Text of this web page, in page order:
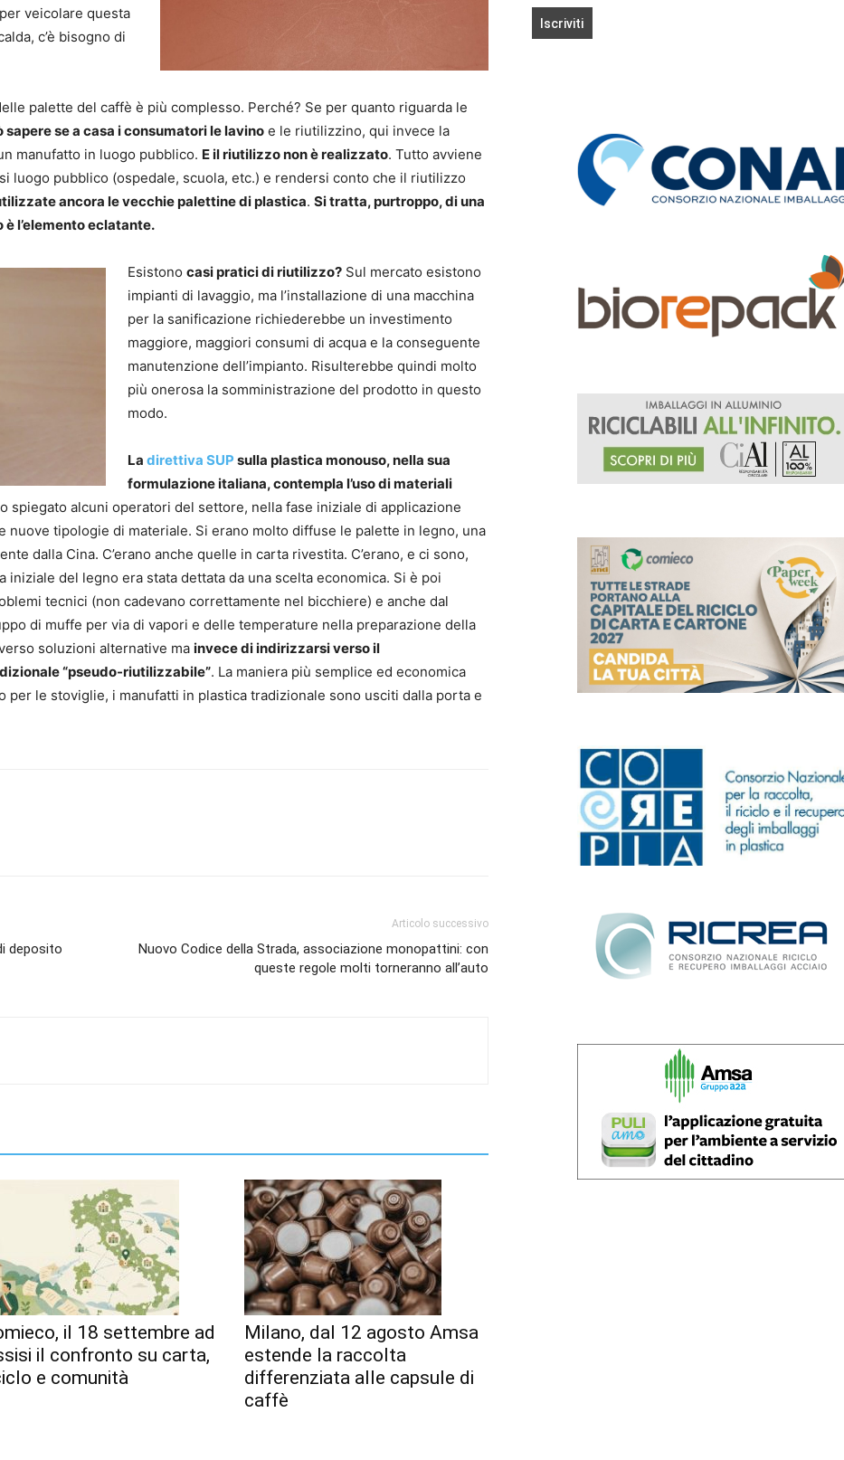
veicolare questa
c’è bisogno di
palette del caffè è più complesso. Perché? Se per quanto riguarda le
sapere se a casa i consumatori le lavino e le riutilizzino, qui invece la
manufatto in luogo pubblico. E il riutilizzo non è realizzato. Tutto avviene
luogo pubblico (ospedale, scuola, etc.) e rendersi conto che il riutilizzo
ancora le vecchie palettine di plastica. Si tratta, purtroppo, di una
l’elemento eclatante.
Esistono casi pratici di riutilizzo? Sul mercato esistono
impianti di lavaggio, ma l’installazione di una macchina
per la sanificazione richiederebbe un investimento
maggiore, maggiori consumi di acqua e la conseguente
manutenzione dell’impianto. Risulterebbe quindi molto
più onerosa la somministrazione del prodotto in questo
modo.
La direttiva SUP sulla plastica monouso, nella sua
formulazione italiana, contempla l’uso di materiali
spiegato alcuni operatori del settore, nella fase iniziale di applicazione
nuove tipologie di materiale. Si erano molto diffuse le palette in legno, una
dalla Cina. C’erano anche quelle in carta rivestita. C’erano, e ci sono,
iniziale del legno era stata dettata da una scelta economica. Si è poi
tecnici (non cadevano correttamente nel bicchiere) e anche dal
di muffe per via di vapori e delle temperature nella preparazione della
soluzioni alternative ma invece di indirizzarsi verso il
“pseudo-riutilizzabile”. La maniera più semplice ed economica
per le stoviglie, i manufatti in plastica tradizionale sono usciti dalla porta e
deposito
Articolo successivo
Nuovo Codice della Strada, associazione monopattini: con
queste regole molti torneranno all’auto
il 18 settembre ad
il confronto su carta,
e comunità
Milano, dal 12 agosto Amsa
estende la raccolta
differenziata alle capsule di
caffè